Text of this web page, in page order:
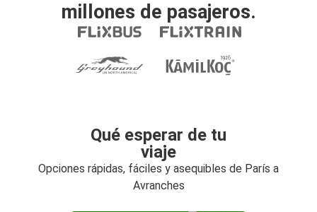
millones de pasajeros.
Qué esperar de tu
viaje
Opciones rápidas, fáciles y asequibles de París a
Avranches